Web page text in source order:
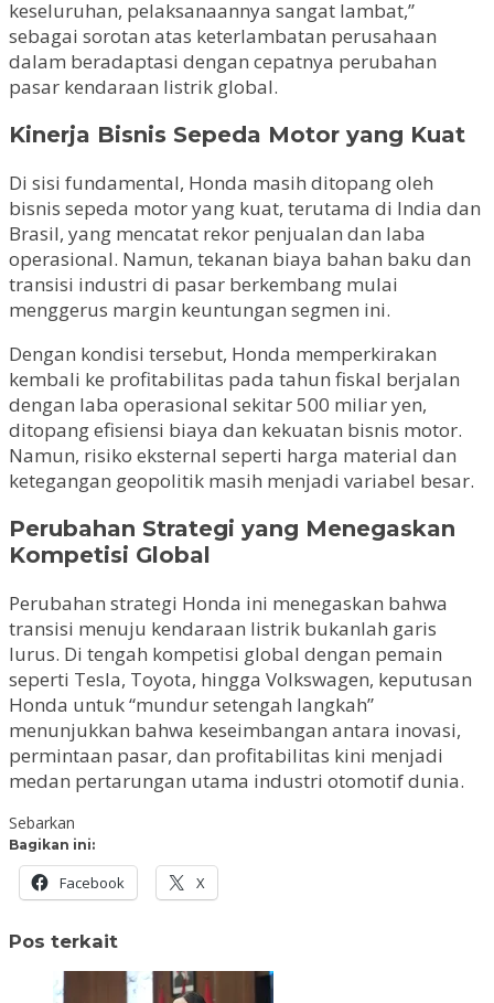
keseluruhan, pelaksanaannya sangat lambat,”
sebagai sorotan atas keterlambatan perusahaan
dalam beradaptasi dengan cepatnya perubahan
pasar kendaraan listrik global.
Kinerja Bisnis Sepeda Motor yang Kuat
Di sisi fundamental, Honda masih ditopang oleh
bisnis sepeda motor yang kuat, terutama di India dan
Brasil, yang mencatat rekor penjualan dan laba
operasional. Namun, tekanan biaya bahan baku dan
transisi industri di pasar berkembang mulai
menggerus margin keuntungan segmen ini.
Dengan kondisi tersebut, Honda memperkirakan
kembali ke profitabilitas pada tahun fiskal berjalan
dengan laba operasional sekitar 500 miliar yen,
ditopang efisiensi biaya dan kekuatan bisnis motor.
Namun, risiko eksternal seperti harga material dan
ketegangan geopolitik masih menjadi variabel besar.
Perubahan Strategi yang Menegaskan
Kompetisi Global
Perubahan strategi Honda ini menegaskan bahwa
transisi menuju kendaraan listrik bukanlah garis
lurus. Di tengah kompetisi global dengan pemain
seperti Tesla, Toyota, hingga Volkswagen, keputusan
Honda untuk “mundur setengah langkah”
menunjukkan bahwa keseimbangan antara inovasi,
permintaan pasar, dan profitabilitas kini menjadi
medan pertarungan utama industri otomotif dunia.
Sebarkan
Bagikan ini:
Facebook X
Pos terkait